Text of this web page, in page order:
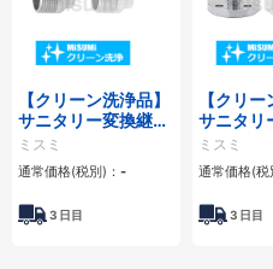
【クリーン洗浄品】
サニタリー変換継
手 オネジタイプ
SUS316L
ミスミ
通常価格(税別)： -
3 日目
【クリー
サニタリ
手 フラ
ルールタ
ミスミ
通常価格(税
3 日目